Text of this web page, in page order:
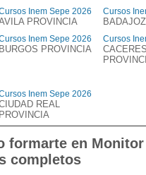
Inem Sepe 2026
PROVINCIA
Cursos
Inem Sepe 2026
BURGOS PROVINCIA
Cursos
CACERES
Inem Sepe 2026
REAL
PROVINCIA
formarte en
completos